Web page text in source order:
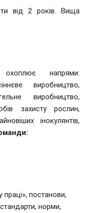
від 2 років. Вища
охоплює напрями:
виробництво,
виробництво,
захисту рослин,
інокулянтів,
постанови,
норми,